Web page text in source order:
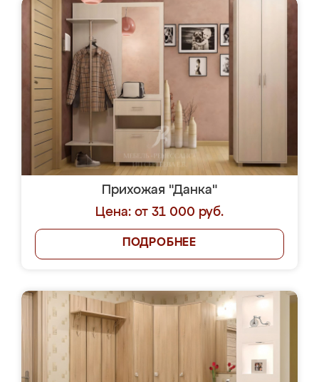
Прихожая "Данка"
Цена: от 31 000 руб.
ПОДРОБНЕЕ